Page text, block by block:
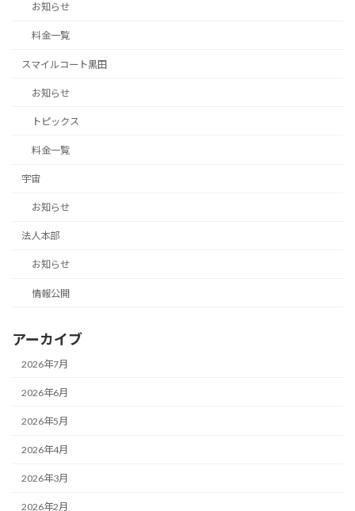
お知らせ
料金一覧
スマイルコート黒田
お知らせ
トピックス
料金一覧
宇宙
お知らせ
法人本部
お知らせ
情報公開
アーカイブ
2026年7月
2026年6月
2026年5月
2026年4月
2026年3月
2026年2月